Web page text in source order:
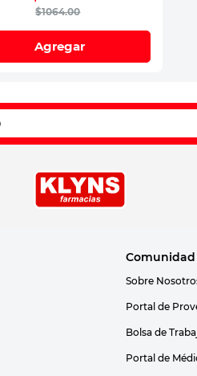
$1064.00
Agregar
Comunidad
Sobre
Portal de
Bolsa de
Portal de